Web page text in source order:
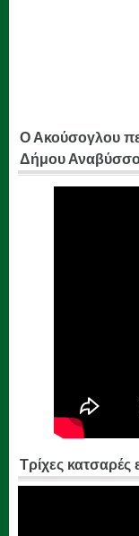
Ο Ακούσογλου
Δήμου
Τρίχες κατσαρές